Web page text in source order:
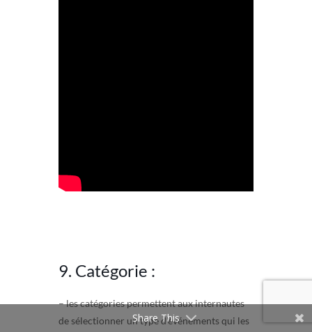
9. Catégorie :
– les catégories permettent aux internautes
de sélectionner un type d’événements qui les
Share This